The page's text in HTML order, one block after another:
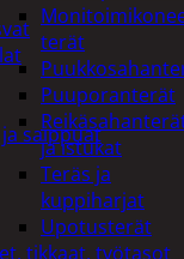
terät
Puuporanterät
ja istukat
Teräs ja
kuppiharjat
Upotusterät
tikkaat, työtasot
saippuat